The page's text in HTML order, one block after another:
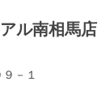
ル南相馬店
－１